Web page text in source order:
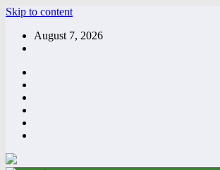
Skip to content
August 7, 2026